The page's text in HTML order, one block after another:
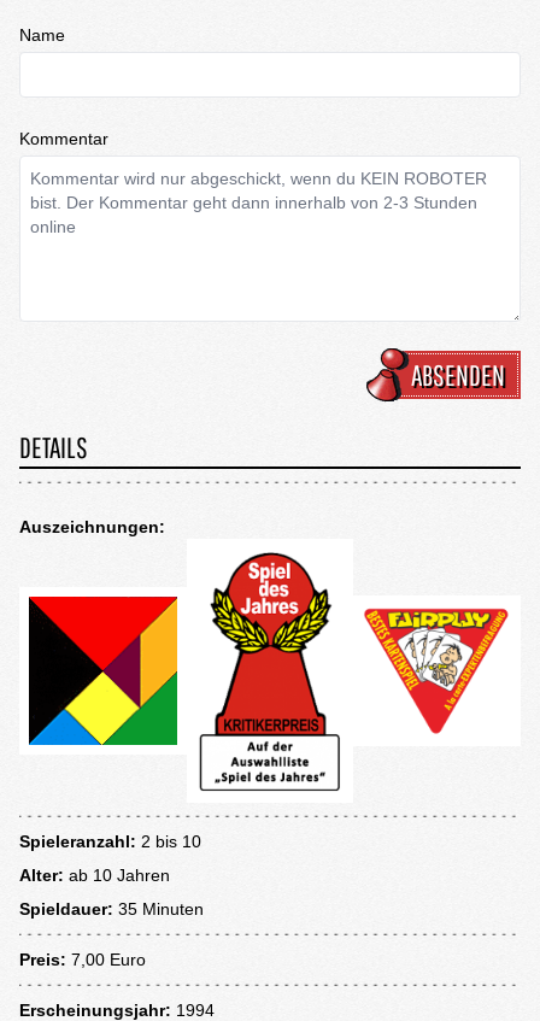
Name
Kommentar
ABSENDEN
DETAILS
Auszeichnungen:
Spieleranzahl: 2 bis 10
Alter: ab 10 Jahren
Spieldauer: 35 Minuten
Preis: 7,00 Euro
Erscheinungsjahr: 1994